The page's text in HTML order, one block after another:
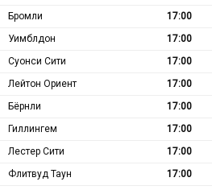
Бромли
17:00
Уимблдон
17:00
Суонси Сити
17:00
Лейтон Ориент
17:00
Бёрнли
17:00
Гиллингем
17:00
Лестер Сити
17:00
Флитвуд Таун
17:00